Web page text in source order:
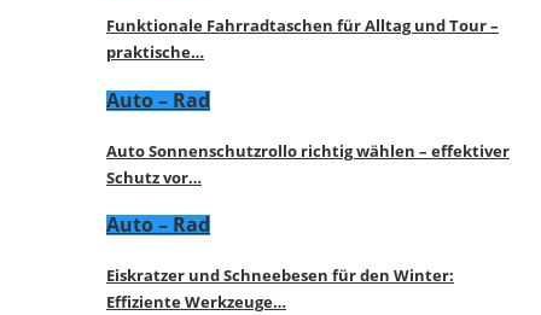
Funktionale Fahrradtaschen für Alltag und Tour –
praktische…
Auto – Rad
Auto Sonnenschutzrollo richtig wählen – effektiver
Schutz vor…
Auto – Rad
Eiskratzer und Schneebesen für den Winter:
Effiziente Werkzeuge…